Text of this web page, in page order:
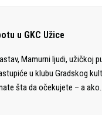
u GKC Užice
Mamurni ljudi, užičkoj
u klubu Gradskog
šta da očekujete – a